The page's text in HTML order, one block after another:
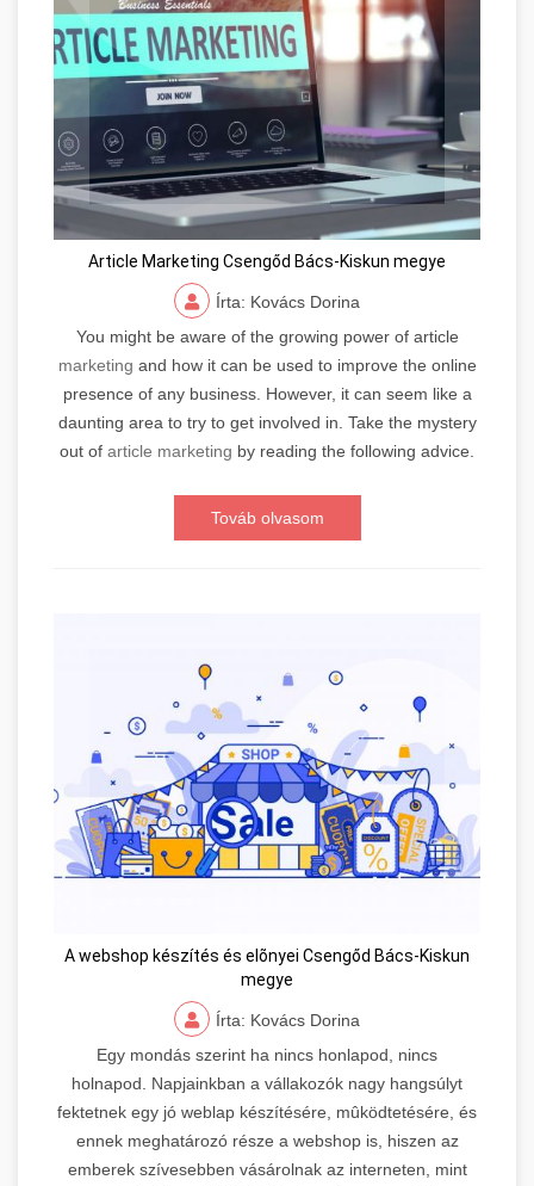
Article Marketing Csengőd Bács-Kiskun megye
Írta: Kovács Dorina
You might be aware of the growing power of article
marketing and how it can be used to improve the online
presence of any business. However, it can seem like a
daunting area to try to get involved in. Take the mystery
out of article marketing by reading the following advice.
Továb olvasom
A webshop készítés és elõnyei Csengőd Bács-Kiskun
megye
Írta: Kovács Dorina
Egy mondás szerint ha nincs honlapod, nincs
holnapod. Napjainkban a vállakozók nagy hangsúlyt
fektetnek egy jó weblap készítésére, mûködtetésére, és
ennek meghatározó része a webshop is, hiszen az
emberek szívesebben vásárolnak az interneten, mint